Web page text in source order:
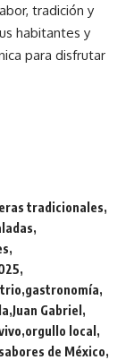
tradición y
habitantes y
para disfrutar
tradicionales
gastronomía
Juan Gabriel
orgullo local
sabores de México